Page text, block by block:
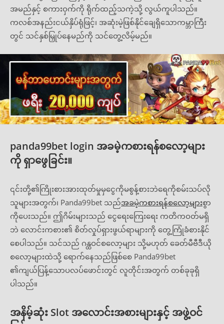
အမည်နှင့် စကားဝှက်ကို ရိုက်ထည့်သကဲ့သို့ လွယ်ကူပါသည်။
ကလစ်အနည်းငယ်နှိပ်ရုံဖြင့်၊ အဆုံးမဲ့ဖြစ်နိုင်ချေရှိသောကမ္ဘာကြီး
တွင် သင်နှစ်မြှုပ်နေမည်ကို သင်တွေ့လိမ့်မည်။
panda99bet login အခမဲ့ကစားရန်စလော့များ
ကို ရှာဖွေခြင်း။
၎င်းတို့၏ကြိုးစားအားထုတ်မှုမှငွေကိုမစွန့်စားဘဲရေကိုစမ်းသပ်လို
သူများအတွက်၊ Panda99bet သည်အခမဲ့ကစားရန်စလော့များစွာ
ကိုပေးသည်။ ဤဂိမ်းများသည် ငွေရေးကြေးရေး ကတိကဝတ်မရှိ
ဘဲ လောင်းကစား၏ စိတ်လှုပ်ရှားဖွယ်ရာများကို တွေ့ကြုံခံစားနိုင်
စေပါသည်။ သင်သည် ဂန္ထဝင်စလော့များ သို့မဟုတ် ခေတ်မီဗီဒီယို
စလော့များထဲသို့ ရောက်နေသည်ဖြစ်စေ Panda99bet
၏ကျယ်ပြန့်သောပလပ်ဖောင်းတွင် လူတိုင်းအတွက် တစ်ခုခုရှိ
ပါသည်။
အနိမ့်ဆုံး Slot အလောင်းအစားများနှင့် အဖွဲ့ဝင်